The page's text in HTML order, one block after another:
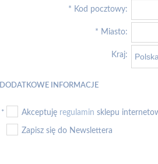
* Kod pocztowy:
* Miasto:
Kraj:
DODATKOWE INFORMACJE
* Akceptuję regulamin sklepu
Zapisz się do Newslettera